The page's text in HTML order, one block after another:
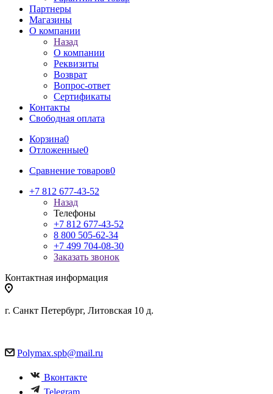
Партнеры
Магазины
О компании
Назад
О компании
Реквизиты
Возврат
Вопрос-ответ
Сертификаты
Контакты
Свободная оплата
Корзина0
Отложенные0
Сравнение товаров0
+7 812 677-43-52
Назад
Телефоны
+7 812 677-43-52
8 800 505-62-34
+7 499 704-08-30
Заказать звонок
Контактная информация
г. Санкт Петербург, Литовская 10 д.
Polymax.spb@mail.ru
Вконтакте
Telegram